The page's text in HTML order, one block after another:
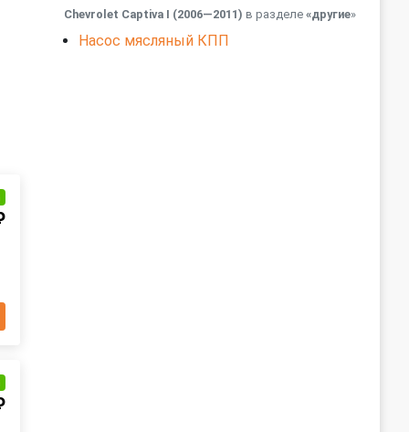
Chevrolet Captiva I (2006—2011) в разделе «другие»
Насос мясляный КПП